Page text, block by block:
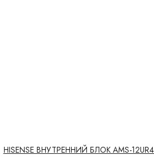
HISENSE ВНУТРЕННИЙ БЛОК AMS-